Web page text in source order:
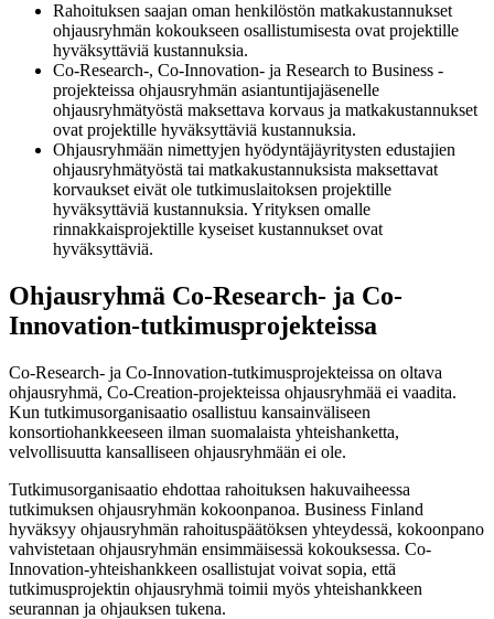
Rahoituksen saajan oman henkilöstön matkakustannukset
ohjausryhmän kokoukseen osallistumisesta ovat projektille
hyväksyttäviä kustannuksia.
Co-Research-, Co-Innovation- ja Research to Business -
projekteissa ohjausryhmän asiantuntijajäsenelle
ohjausryhmätyöstä maksettava korvaus ja matkakustannukset
ovat projektille hyväksyttäviä kustannuksia.
Ohjausryhmään nimettyjen hyödyntäjäyritysten edustajien
ohjausryhmätyöstä tai matkakustannuksista maksettavat
korvaukset eivät ole tutkimuslaitoksen projektille
hyväksyttäviä kustannuksia. Yrityksen omalle
rinnakkaisprojektille kyseiset kustannukset ovat
hyväksyttäviä.
Ohjausryhmä Co-Research- ja Co-
Innovation-tutkimusprojekteissa
Co-Research- ja Co-Innovation-tutkimusprojekteissa on oltava
ohjausryhmä, Co-Creation-projekteissa ohjausryhmää ei vaadita.
Kun tutkimusorganisaatio osallistuu kansainväliseen
konsortiohankkeeseen ilman suomalaista yhteishanketta,
velvollisuutta kansalliseen ohjausryhmään ei ole.
Tutkimusorganisaatio ehdottaa rahoituksen hakuvaiheessa
tutkimuksen ohjausryhmän kokoonpanoa. Business Finland
hyväksyy ohjausryhmän rahoituspäätöksen yhteydessä, kokoonpano
vahvistetaan ohjausryhmän ensimmäisessä kokouksessa. Co-
Innovation-yhteishankkeen osallistujat voivat sopia, että
tutkimusprojektin ohjausryhmä toimii myös yhteishankkeen
seurannan ja ohjauksen tukena.